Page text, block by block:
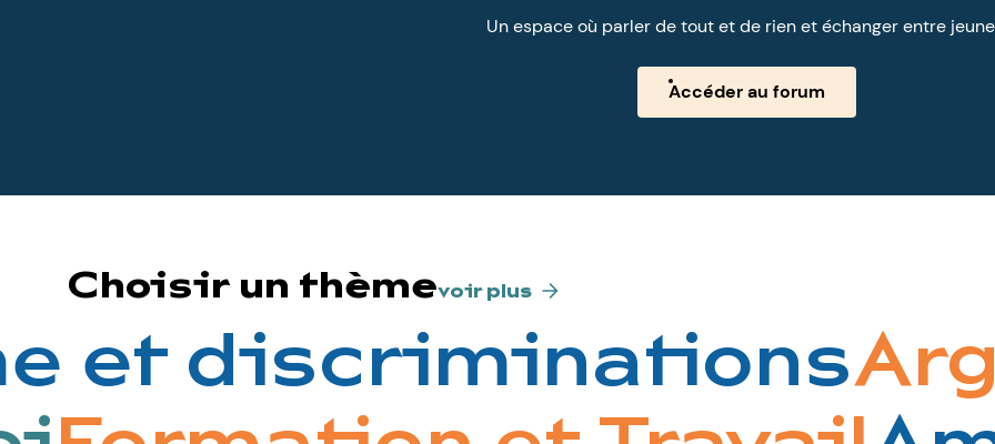
Un espace où parler de tout et de rien et échanger entre
Accéder au forum
Choisir un thèmevoir plus
et discriminations